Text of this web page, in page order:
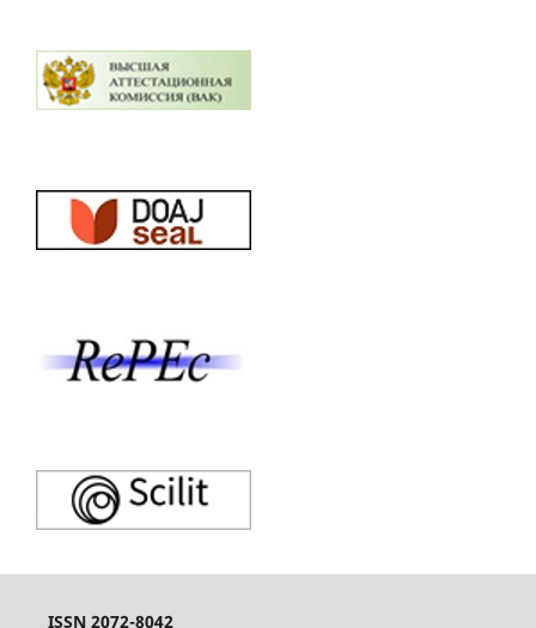
ISSN 2072-8042